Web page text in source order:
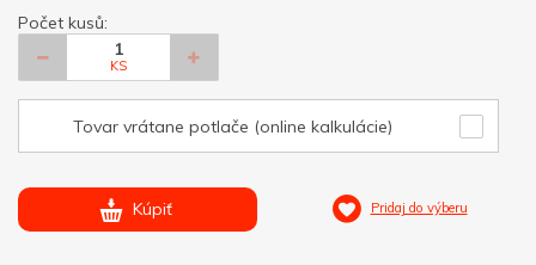
Počet kusů:
KS
Tovar vrátane potlače (online kalkulácie)
Kúpiť Pridaj do výberu